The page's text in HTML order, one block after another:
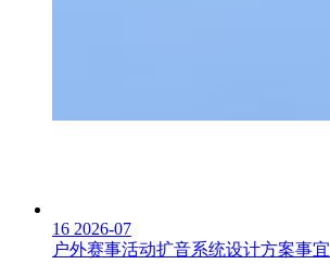
16 2026-07
户外赛事活动扩音系统设计方案事宜